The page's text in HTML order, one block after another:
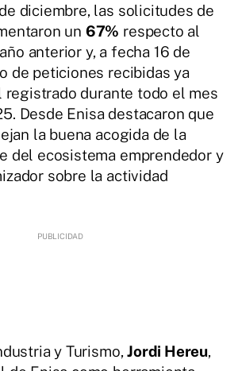
diciembre, las solicitudes de
un 67% respecto al
anterior y, a fecha 16 de
de peticiones recibidas ya
registrado durante todo el mes
Desde Enisa destacaron que
la buena acogida de la
del ecosistema emprendedor y
sobre la actividad
y Turismo,Jordi Hereu,